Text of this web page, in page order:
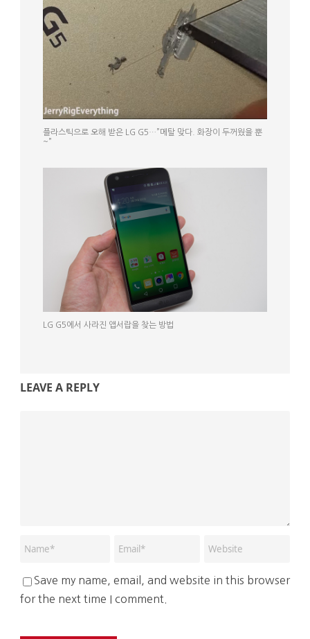
플라스틱으로 오해 받은 LG G5…”메탈 맞다. 화장이 두꺼웠을 뿐
~”
LG G5에서 사라진 앱서랍을 찾는 방법
LEAVE A REPLY
Save my name, email, and website in this browser
for the next time I comment.